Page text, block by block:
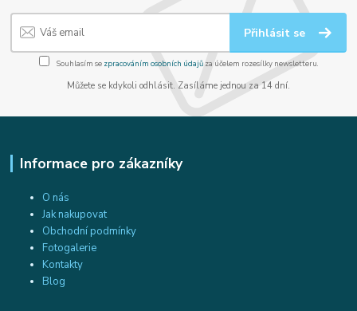
Přihlásit se
Souhlasím se zpracováním osobních údajůza účelem rozesílky newsletteru.
Můžete se kdykoli odhlásit. Zasíláme jednou za 14 dní.
Informace pro zákazníky
O nás
Jak nakupovat
Obchodní podmínky
Fotogalerie
Kontakty
Blog